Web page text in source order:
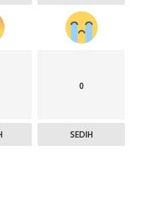
0
SEDIH